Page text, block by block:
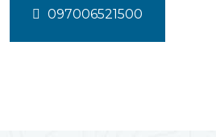
097006521500